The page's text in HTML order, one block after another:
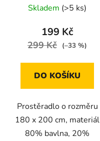
Skladem (>5 ks)
199 Kč
299 Kč (–33 %)
DO KOŠÍKU
Prostěradlo o rozměru
180 x 200 cm, materiál
80% bavlna, 20%